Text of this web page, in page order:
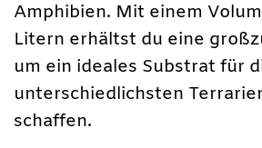
Amphibien. Mit einem
Litern erhältst du eine
um ein ideales Substrat für
unterschiedlichsten
schaffen.